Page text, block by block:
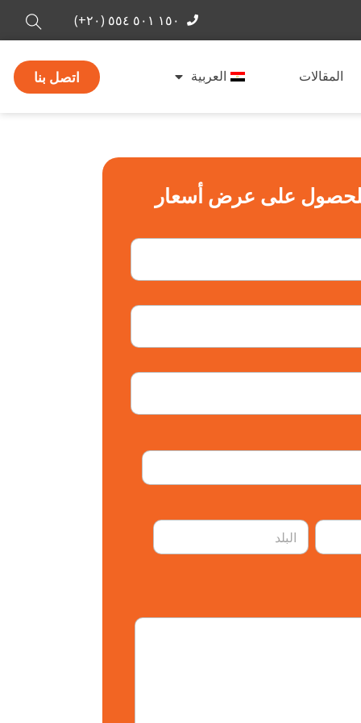
١٥٠ ٥٠١ ٥٥٤ (٢٠+)
المقالات العربية اتصل بنا
للحصول على عرض أسعار